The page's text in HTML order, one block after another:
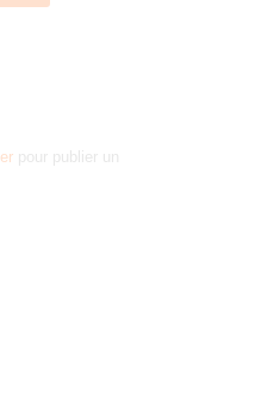
pour publier un